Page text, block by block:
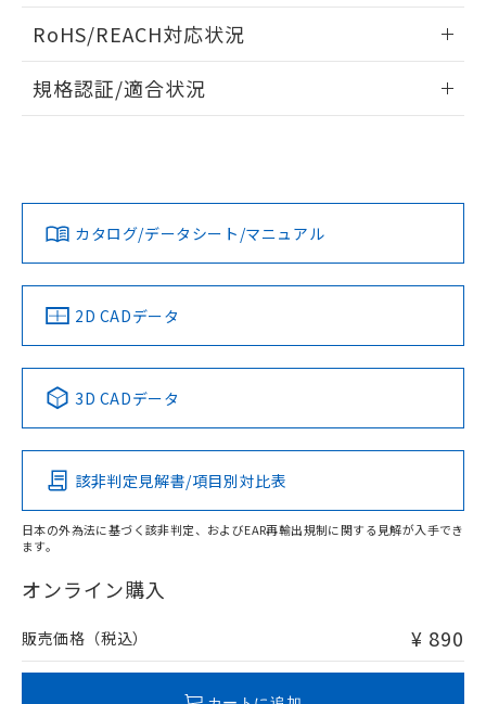
ドすることができます。
ログイン/会員登録
ダウンロードデータをご利用いただく前に、以下を必ずお読
みください。
ソフトウェアの使用条件
RoHS/REACH対応状況
EU RoHS 注意事項・凡例
対応済み
中国 RoHS 注意事項・凡例
Pb Hg Cd Cr(VI)
O
在庫等で未対応品が混在する可能性があります。
問い合わせください。
規格認証/適合状況
LR型式承認
（イギリス
船舶規格）
DNV型式承認
（ノルウェー
BV型式承認
（フランス
KR型式
（韓国
No No No No
この製品の規格認証/適合状況ページへ
その他の認証はこちらのページからご検索ください
カタログ/データシート/マニュアル
2D CADデータ
3D CADデータ
該非判定見解書/項目別対比表
日本の外為法に基づく該非判定、およびEAR再輸出規制に関する見解が入手でき
ます。
オンライン購入
販売価格（税込） ¥ 890
ものではありません。
また、RoHS指令のフタル酸エステル類４
物質の対応では、対応完了までの期間は出
荷製品に未対応品が混在することから備考
欄に対応日を記載しておりました。